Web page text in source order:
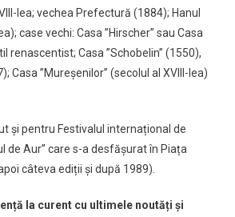
lea; vechea Prefectură (1884); Hanul
case vechi: Casa ”Hirscher” sau Casa
renascentist; Casa ”Schobelin” (1550),
Casa ”Mureșenilor” (secolul al XVIII-lea)
și pentru Festivalul internațional de
de Aur” care s-a desfășurat în Piața
câteva ediții și după 1989).
la curent cu ultimele noutăți și